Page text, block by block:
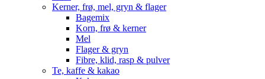
Kerner, frø, mel, gryn & flager
Bagemix
Korn, frø & kerner
Mel
Flager & gryn
Fibre, klid, rasp & pulver
Te, kaffe & kakao